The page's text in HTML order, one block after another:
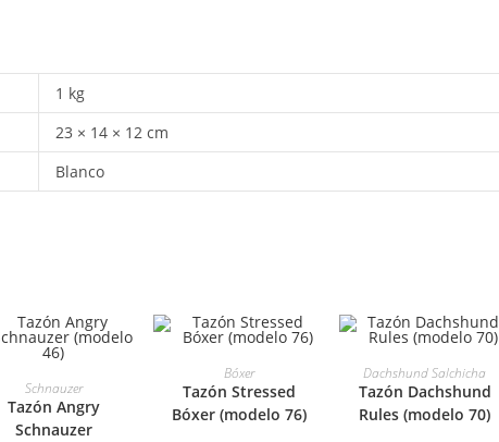
1 kg
23 × 14 × 12 cm
Blanco
SELECCIONAR
OPCIONES
Schnauzer
Tazón Angry
Schnauzer
SELECCIONAR
OPCIONES
Bóxer
Tazón Stressed
Bóxer (modelo 76)
SELECCIONAR
OPCIONES
Dachshund Salchicha
Tazón Dachshund
Rules (modelo 70)